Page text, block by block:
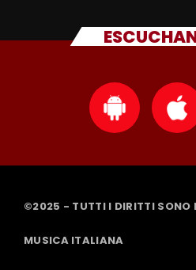
©2025 - TUTTI I DIRITTI SONO
MUSICA ITALIANA